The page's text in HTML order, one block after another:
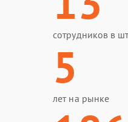
сотрудников в
5
лет на рынке